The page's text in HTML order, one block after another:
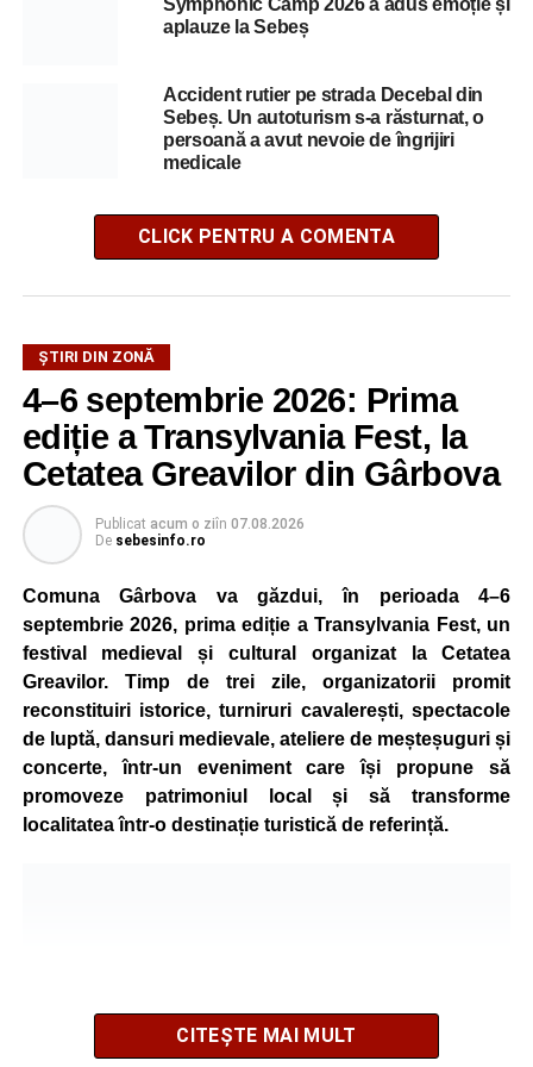
aplauze la Sebeș
Accident rutier pe strada Decebal din
Sebeș. Un autoturism s-a răsturnat, o
persoană a avut nevoie de îngrijiri
medicale
CLICK PENTRU A COMENTA
ȘTIRI DIN ZONĂ
4–6 septembrie 2026: Prima
ediție a Transylvania Fest, la
Cetatea Greavilor din Gârbova
Publicat acum o ziîn 07.08.2026
De sebesinfo.ro
Comuna Gârbova va găzdui, în perioada 4–6
septembrie 2026, prima ediție a Transylvania Fest, un
festival medieval și cultural organizat la Cetatea
Greavilor. Timp de trei zile, organizatorii promit
reconstituiri istorice, turniruri cavalerești, spectacole
de luptă, dansuri medievale, ateliere de meșteșuguri și
concerte, într-un eveniment care își propune să
promoveze patrimoniul local și să transforme
localitatea într-o destinație turistică de referință.
CITEȘTE MAI MULT